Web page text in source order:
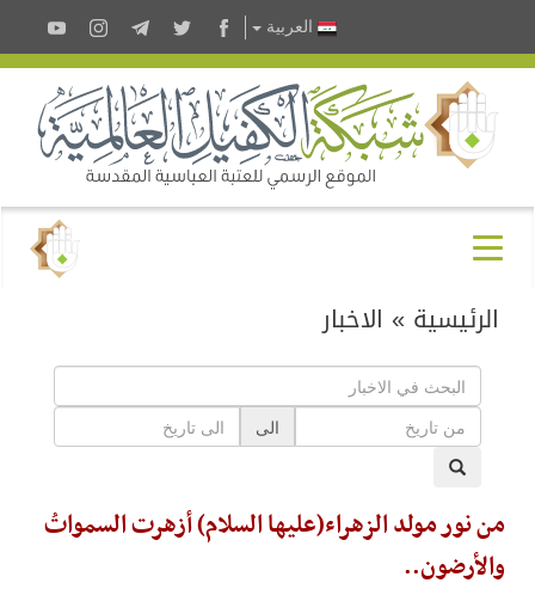
العربية
الرئيسية » الاخبار
الى
من نور مولد الزهراء(عليها السلام) أزهرت السمواتُ
والأرضون..